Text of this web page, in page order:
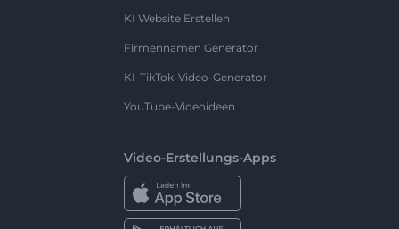
KI Website Erstellen
Firmennamen Generator
KI-TikTok-Video-Generator
YouTube-Videoideen
Video-Erstellungs-Apps